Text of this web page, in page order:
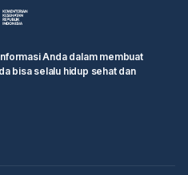
Anda dalam membuat
bisa selalu hidup sehat dan